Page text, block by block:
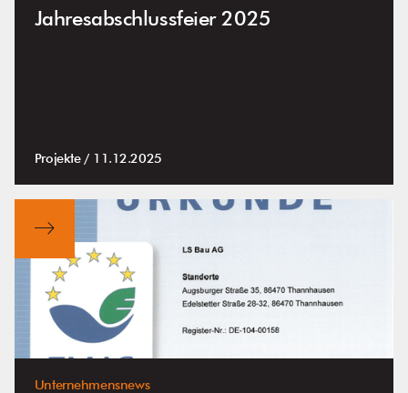
Jahresabschlussfeier 2025
Projekte / 11.12.2025
Unternehmensnews